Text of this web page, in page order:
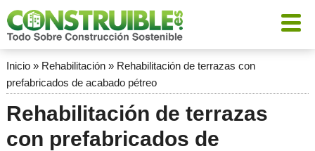
Inicio» Rehabilitación» Rehabilitación de terrazas con
prefabricados de acabado pétreo
Rehabilitación de terrazas
con prefabricados de